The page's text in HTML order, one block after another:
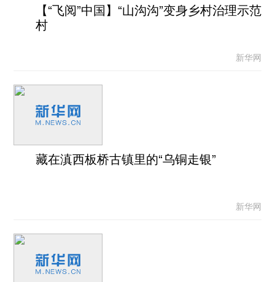
【“飞阅”中国】“山沟沟”变身乡村治理示范
村
新华网
藏在滇西板桥古镇里的“乌铜走银”
新华网